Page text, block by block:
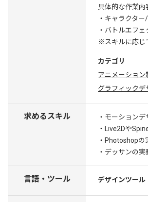
具体的な作業内
・キャラクタ
・バトルエフ
※スキルに応じ
カテゴリ
アニメーション
グラフィックデ
求めるスキル
・モーション
・Live2Dや
・Photoshopの
・デッサンの実
言語・ツール デザインツール